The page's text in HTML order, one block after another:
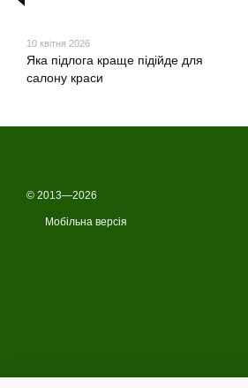
10 квітня 2026
Яка підлога краще підійде для
салону краси
© 2013—2026
Мобільна версія